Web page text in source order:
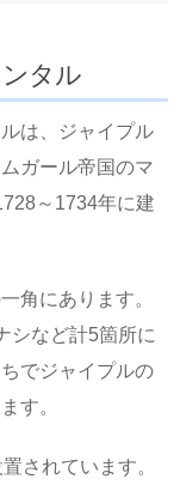
タル
は、ジャイプル
ガール帝国のマ
～1734年に建
角にあります。
シなど計5箇所に
でジャイプルの
す。
されています。